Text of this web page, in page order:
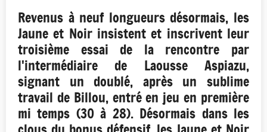
Revenus à neuf longueurs désormais, les
Jaune et Noir insistent et inscrivent leur
troisième essai de la rencontre par
l'intermédiaire de Laousse Aspiazu,
signant un doublé, après un sublime
travail de Billou, entré en jeu en première
mi temps (30 à 28). Désormais dans les